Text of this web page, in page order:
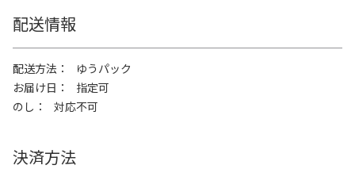
配送情報
配送方法
ゆうパック
お届け日
指定可
のし
対応不可
決済方法